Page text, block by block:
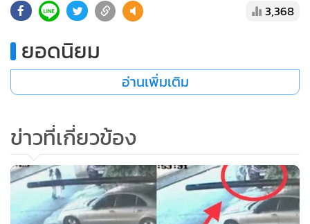
แต่กลับพบชายฉกรรจ์แต่งกายคล้ายตำรวจ 5 คน พร้อมรถยนต์
3 คัน โดยชายกลุ่มดังกล่าวได้อุ้มผู้เสียหายและนายฉีขึ้นรถไป
ก่อนออกจากซอย รวมทั้งหมด 4 คัน ซึ่งระหว่างที่อยู่บนรถ ชายที่
อ้างตัวเป็นตำรวจได้ถามผู้เสียหายว่ารู้จักนายฉีได้อย่างไร ผู้เสีย
หายก็บอกว่ารู้จักมา 1 ปี ในฐานะล่ามแปลภาษา และชายคนดัง
กล่าวก็อ้างว่านายฉี มีความผิดฐานปลอมแปลงบัตรประชาชน จึง
เรียกรับเงินเป็นสกุลเงินดิจิทัลจำนวน 60,000 USDT หรือ
3,368
ยอดนิยม
อ่านเพิ่มเติม
ข่าวที่เกี่ยวข้อง